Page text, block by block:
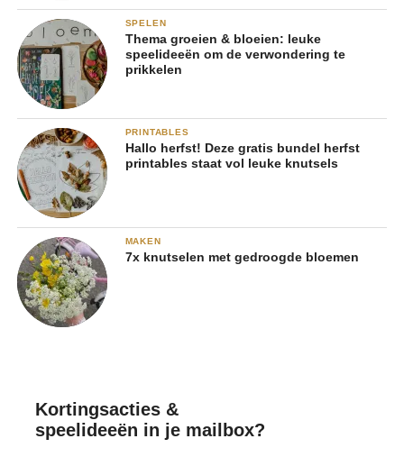
SPELEN
Thema groeien & bloeien: leuke
speelideeën om de verwondering te
prikkelen
PRINTABLES
Hallo herfst! Deze gratis bundel herfst
printables staat vol leuke knutsels
MAKEN
7x knutselen met gedroogde bloemen
Kortingsacties &
speelideeën in je mailbox?